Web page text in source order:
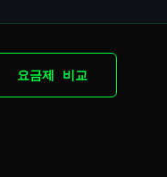
요금제 비교